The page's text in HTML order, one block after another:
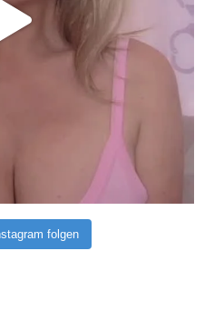
folgen